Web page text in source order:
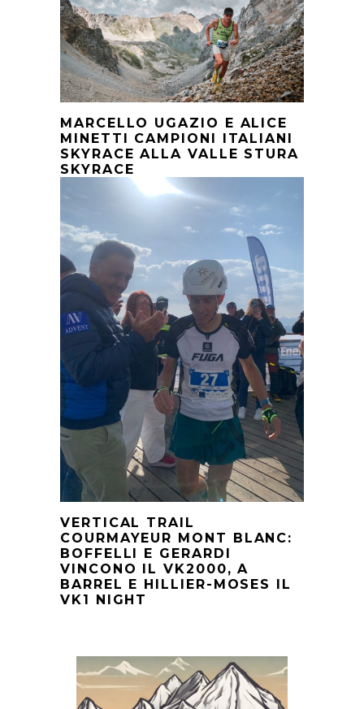
MARCELLO UGAZIO E ALICE
MINETTI CAMPIONI ITALIANI
SKYRACE ALLA VALLE STURA
SKYRACE
VERTICAL TRAIL
COURMAYEUR MONT BLANC:
BOFFELLI E GERARDI
VINCONO IL VK2000, A
BARREL E HILLIER-MOSES IL
VK1 NIGHT